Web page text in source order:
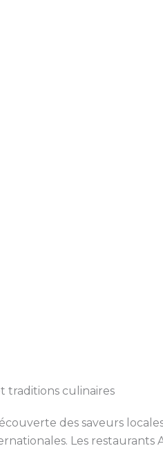
traditions culinaires
des saveurs
Les